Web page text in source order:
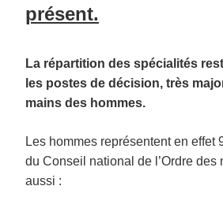
présent.
La répartition des spécialités
les postes de décision, très
mains des hommes.
Les hommes représentent en effet
du Conseil national de l’Ordre des
aussi :